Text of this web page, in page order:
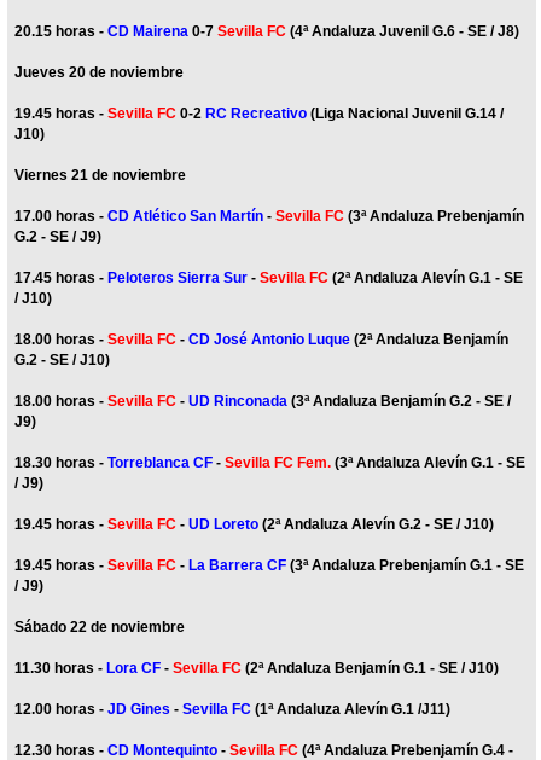
20.15 horas -CD Mairena 0-7Sevilla FC(4ª Andaluza Juvenil G.6 - SE / J8)
Jueves 20 de noviembre
19.45 horas -Sevilla FC 0-2RC Recreativo (Liga Nacional Juvenil G.14 /
J10)
Viernes 21 de noviembre
17.00 horas -CD Atlético San Martín -Sevilla FC (3ª Andaluza Prebenjamín
G.2 - SE / J9)
17.45 horas -Peloteros Sierra Sur-Sevilla FC (2ª Andaluza Alevín G.1 - SE
/ J10)
18.00 horas -Sevilla FC -CD José Antonio Luque(2ª Andaluza Benjamín
G.2 - SE / J10)
18.00 horas -Sevilla FC -UD Rinconada(3ª Andaluza Benjamín G.2 - SE /
J9)
18.30 horas - Torreblanca CF -Sevilla FC Fem. (3ª Andaluza Alevín G.1 - SE
/ J9)
19.45 horas - Sevilla FC-UD Loreto (2ª Andaluza Alevín G.2 - SE / J10)
19.45 horas -Sevilla FC- La Barrera CF(3ª Andaluza Prebenjamín G.1 - SE
/ J9)
Sábado 22 de noviembre
11.30 horas - Lora CF -Sevilla FC (2ª Andaluza Benjamín G.1 - SE / J10)
12.00 horas -JD Gines - Sevilla FC (1ª Andaluza Alevín G.1 /J11)
12.30 horas -CD Montequinto -Sevilla FC(4ª Andaluza Prebenjamín G.4 -